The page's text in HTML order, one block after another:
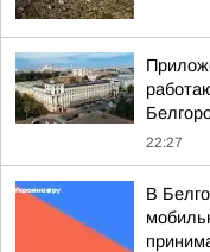
22:27
В